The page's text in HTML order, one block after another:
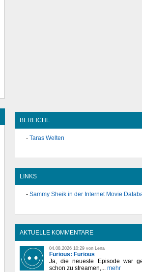
BEREICHE
Taras Welten
LINKS
Sammy Sheik in der Internet Movie
AKTUELLE KOMMENTARE
04.08.2026 10:29 von Lena
Furious: Furious
Ja, die neueste Episode war
schon zu streamen,... mehr